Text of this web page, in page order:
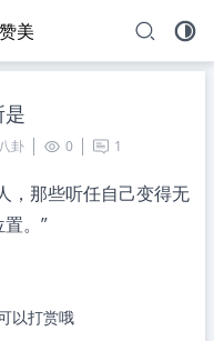
美
卦 0 1
，那些听任自己变得无
。”
以打赏哦